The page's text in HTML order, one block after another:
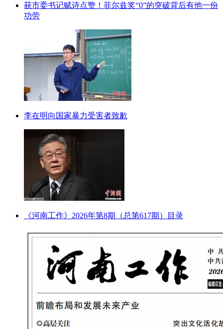
获市委书记赋诗点赞！菲尔兹奖“0”的突破背后有他一份
功劳
李在明向国家暴力受害者致歉
《河南工作》2026年第8期（总第617期）目录